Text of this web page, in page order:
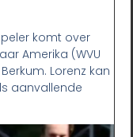
komt over
Amerika (WVU
Lorenz kan
aanvallende